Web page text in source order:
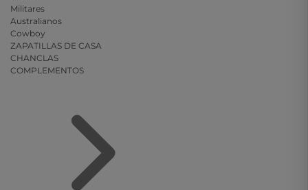
Militares
Australianos
Cowboy
ZAPATILLAS DE CASA
CHANCLAS
COMPLEMENTOS